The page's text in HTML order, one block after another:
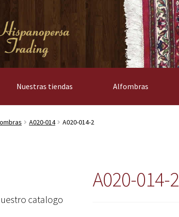
Nuestras tiendas Alfombras
A020-014 A020-014-2
A020-014-2
catalogo